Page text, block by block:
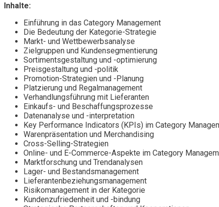
Inhalte:
Einführung in das Category Management
Die Bedeutung der Kategorie-Strategie
Markt- und Wettbewerbsanalyse
Zielgruppen und Kundensegmentierung
Sortimentsgestaltung und -optimierung
Preisgestaltung und -politik
Promotion-Strategien und -Planung
Platzierung und Regalmanagement
Verhandlungsführung mit Lieferanten
Einkaufs- und Beschaffungsprozesse
Datenanalyse und -interpretation
Key Performance Indicators (KPIs) im Category
Warenpräsentation und Merchandising
Cross-Selling-Strategien
Online- und E-Commerce-Aspekte im Category
Marktforschung und Trendanalysen
Lager- und Bestandsmanagement
Lieferantenbeziehungsmanagement
Risikomanagement in der Kategorie
Kundenzufriedenheit und -bindung